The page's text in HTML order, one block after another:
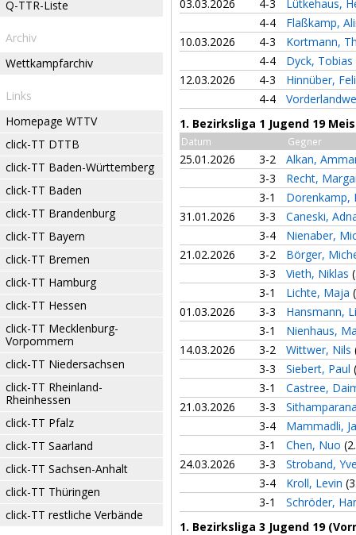
Q-TTR-Liste
Archiv
Wettkampfarchiv
Links
Homepage WTTV
click-TT DTTB
click-TT Baden-Württemberg
click-TT Baden
click-TT Brandenburg
click-TT Bayern
click-TT Bremen
click-TT Hamburg
click-TT Hessen
click-TT Mecklenburg-
Vorpommern
click-TT Niedersachsen
click-TT Rheinland-
Rheinhessen
click-TT Pfalz
click-TT Saarland
click-TT Sachsen-Anhalt
click-TT Thüringen
click-TT restliche Verbände
03.03.2026
4-3
Lütkehaus,
4-4
Flaßkamp,
10.03.2026
4-3
Kortmann,
4-4
Dyck, Tobias
12.03.2026
4-3
Hinnüber,
4-4
1. Bezirksliga 1 Jugend 19
Datum Gegner
25.01.2026 3-2
Alkan,
3-3
Recht,
3-1
Dorenkamp,
31.01.2026
3-3
Caneski,
3-4
Nienaber,
21.02.2026
3-2
Börger,
3-3
Vieth, Niklas
3-1
Lichte, Maja
01.03.2026
3-3
Hansmann,
3-1
Nienhaus,
14.03.2026
3-2 Wittwer, Nils
3-3
Siebert, Paul
3-1
Castree,
21.03.2026
3-3
3-4
Mammadli,
3-1
Chen, Nuo
24.03.2026
3-3
Stroband,
3-4
Kroll, Levin
3-1
Schröder,
1. Bezirksliga 3 Jugend 19